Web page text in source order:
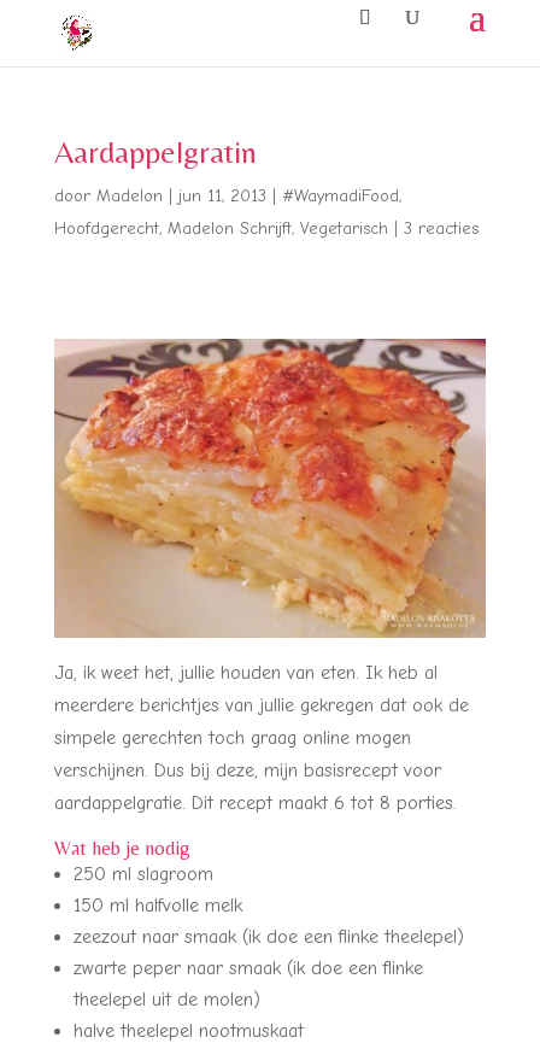
Aardappelgratin
door Madelon jun 11, 2013 #WaymadiFood,
Hoofdgerecht, Madelon Schrijft, Vegetarisch 3 reacties
Ja, ik weet het, jullie houden van eten. Ik heb al
meerdere berichtjes van jullie gekregen dat ook de
simpele gerechten toch graag online mogen
verschijnen. Dus bij deze, mijn basisrecept voor
aardappelgratie. Dit recept maakt 6 tot 8 porties.
Wat heb je nodig
250 ml slagroom
150 ml halfvolle melk
zeezout naar smaak (ik doe een flinke theelepel)
zwarte peper naar smaak (ik doe een flinke
theelepel uit de molen)
halve theelepel nootmuskaat